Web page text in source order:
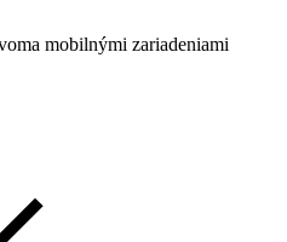
mobilnými zariadeniami